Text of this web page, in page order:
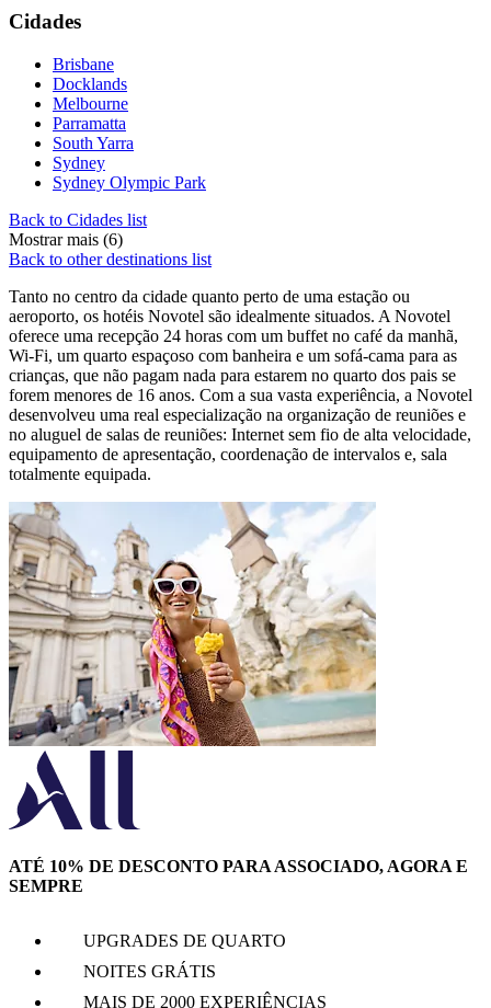
Cidades
Brisbane
Docklands
Melbourne
Parramatta
South Yarra
Sydney
Sydney Olympic Park
Back to Cidades list
Mostrar mais (6)
Back to other destinations list
Tanto no centro da cidade quanto perto de uma estação ou
aeroporto, os hotéis Novotel são idealmente situados. A Novotel
oferece uma recepção 24 horas com um buffet no café da manhã,
Wi-Fi, um quarto espaçoso com banheira e um sofá-cama para as
crianças, que não pagam nada para estarem no quarto dos pais se
forem menores de 16 anos. Com a sua vasta experiência, a Novotel
desenvolveu uma real especialização na organização de reuniões e
no aluguel de salas de reuniões: Internet sem fio de alta velocidade,
equipamento de apresentação, coordenação de intervalos e, sala
totalmente equipada.
ATÉ 10% DE DESCONTO PARA ASSOCIADO, AGORA E
SEMPRE
UPGRADES DE QUARTO
NOITES GRÁTIS
MAIS DE 2000 EXPERIÊNCIAS